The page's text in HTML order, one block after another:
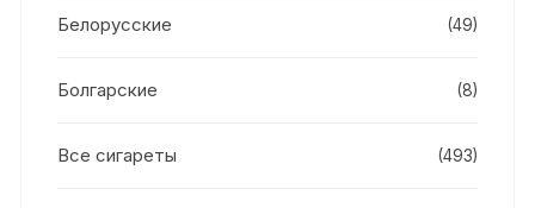
Белорусские (49)
Болгарские (8)
Все сигареты (493)